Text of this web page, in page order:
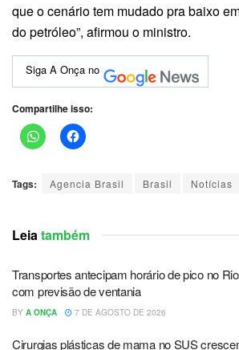
que o cenário tem mudado pra baixo
do petróleo”, afirmou o ministro.
Siga A Onça no
Compartilhe isso:
Tags: Agencia Brasil Brasil Notícias
Leiatambém
Transportes antecipam horário de pico no Rio
com previsão de ventania
BY A ONÇA 7 DE AGOSTO DE 2026
Cirurgias plásticas de mama no SUS